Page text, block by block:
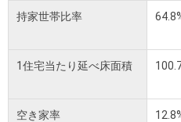
持家世帯比率
1住宅当たり延べ床面積
空き家率